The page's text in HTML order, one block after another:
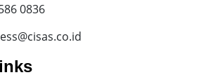
0836